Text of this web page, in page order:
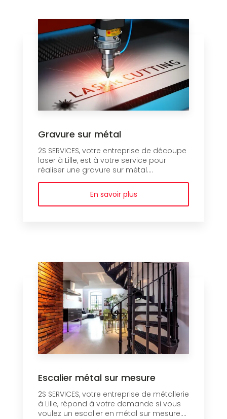
Gravure sur métal
2S SERVICES, votre entreprise de découpe
laser à Lille, est à votre service pour
réaliser une gravure sur métal....
En savoir plus
Escalier métal sur mesure
2S SERVICES, votre entreprise de métallerie
à Lille, répond à votre demande si vous
voulez un escalier en métal sur mesure....